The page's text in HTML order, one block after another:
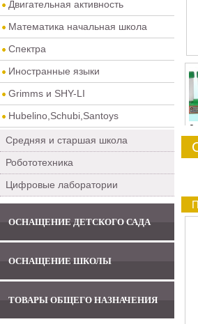
Двигательная активность
Математика начальная школа
Спектра
Иностранные языки
Grimms и SHY-LI
Hubelino,Schubi,Santoys
Средняя и старшая школа
Робототехника
Цифровые лаборатории
ОСНАЩЕНИЕ ДЕТСКОГО САДА
ОСНАЩЕНИЕ ШКОЛЫ
ТОВАРЫ ОБЩЕГО НАЗНАЧЕНИЯ
0